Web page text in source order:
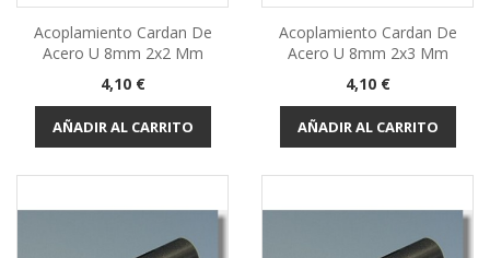
Acoplamiento Cardan De
Acero U 8mm 2x2 Mm
Precio
4,10 €
AÑADIR AL CARRITO
Acoplamiento Cardan De
Acero U 8mm 2x3 Mm
Precio
4,10 €
AÑADIR AL CARRITO